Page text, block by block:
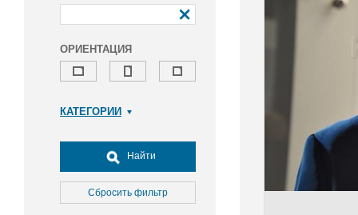
ОРИЕНТАЦИЯ
КАТЕГОРИИ
Досуг, туризм и отдых
Культура
Медицина
Найти
Сбросить фильтр